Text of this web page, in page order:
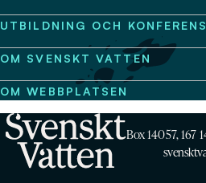
UTBILDNING OCH KONFERENS
OM SVENSKT VATTEN
OM WEBBPLATSEN
Box 14057, 167